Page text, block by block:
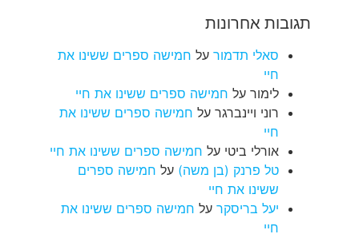
תגובות אחרונות
סאלי תדמור על חמישה ספרים ששינו את
חיי
לימור על חמישה ספרים ששינו את חיי
רוני ויינברגר על חמישה ספרים ששינו את
חיי
אורלי ביטי על חמישה ספרים ששינו את חיי
טל פרנק (בן משה) על חמישה ספרים
ששינו את חיי
יעל בריסקר על חמישה ספרים ששינו את
חיי